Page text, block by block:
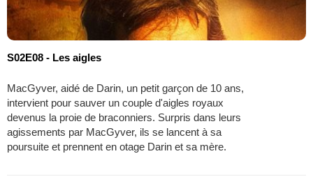
S02E08 - Les aigles
MacGyver, aidé de Darin, un petit garçon de 10 ans,
intervient pour sauver un couple d'aigles royaux
devenus la proie de braconniers. Surpris dans leurs
agissements par MacGyver, ils se lancent à sa
poursuite et prennent en otage Darin et sa mère.